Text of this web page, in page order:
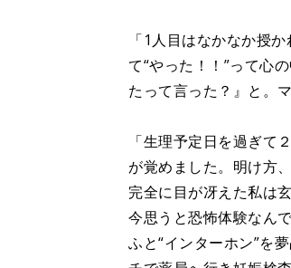
「1人目はなかなか授
て“やった！！”って心
たって言った？』と。
「生理予定日を過ぎて
が覚めました。明け方
完全に目が冴えた私は
今思うと恐怖体験なん
ふと“インターホン”を